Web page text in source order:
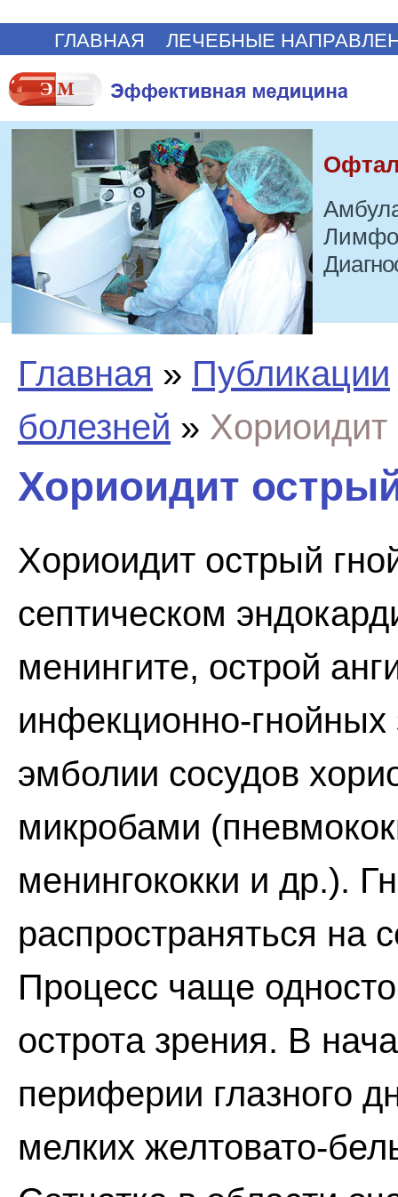
ГЛАВНАЯ ЛЕЧЕБНЫЕ
Главная » Публикации
болезней »
Хориоидит
Хориоидит острый
септическом
менингите, острой
инфекционно-гнойных
эмболии сосудов
микробами
менингококки и др.).
распространяться на
Процесс чаще
острота зрения. В
периферии глазного
мелких желтовато-